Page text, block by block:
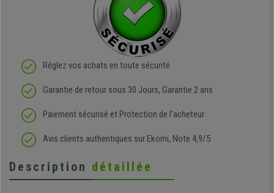
Réglez vos achats en toute sécurité
Garantie de retour sous 30 Jours, Garantie 2 ans
Paiement sécurisé et Protection de l'acheteur
Avis clients authentiques sur Ekomi, Note 4,9/5
Description détaillée